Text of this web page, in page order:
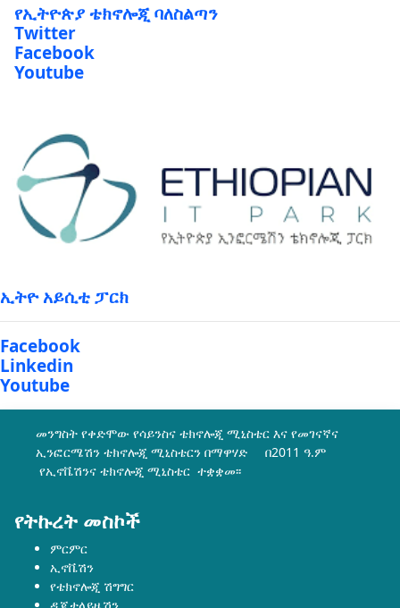
የኢትዮጵያ ቴክኖሎጂ ባለስልጣን
Twitter
Facebook
Youtube
ኢትዮ አይሲቲ ፓርክ
Facebook
Linkedin
Youtube
መንግስት የቀድሞው የሳይንስና ቴክኖሎጂ ሚኒስቴር እና የመገናኛና
ኢንፎርሜሽን ቴክኖሎጂ ሚኒስቴርን በማዋሃድ በ2011 ዓ.ም
የኢኖቬሽንና ቴክኖሎጂ ሚኒስቴር ተቋቋመ፡፡
የትኩረት መስኮች
ምርምር
ኢኖቬሽን
የቴክኖሎጂ ሽግግር